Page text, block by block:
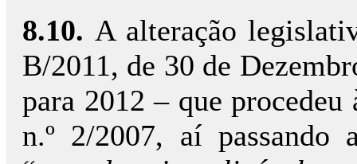
8.10. A alteração
B/2011, de 30 de
para 2012 – que
n.º 2/2007, aí passando